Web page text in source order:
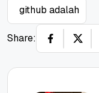
github adalah
Share: